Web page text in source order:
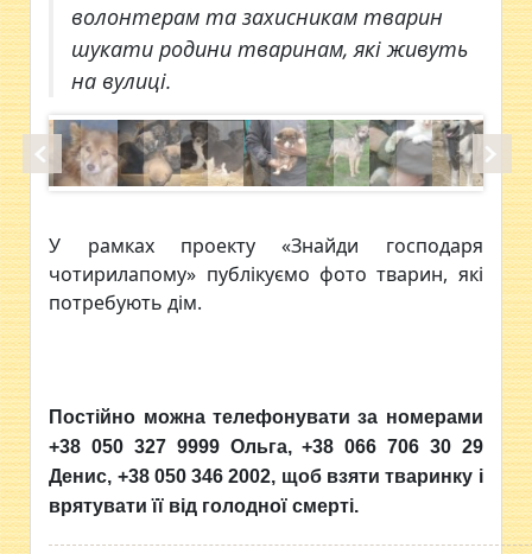
волонтерам та захисникам тварин
шукати родини тваринам, які живуть
на вулиці.
У рамках проекту «Знайди господаря
чотирилапому» публікуємо фото тварин, які
потребують дім.
Постійно можна телефонувати за номерами
+38 050 327 9999 Ольга, +38 066 706 30 29
Денис, +38 050 346 2002, щоб взяти тваринку і
врятувати її від голодної смерті.